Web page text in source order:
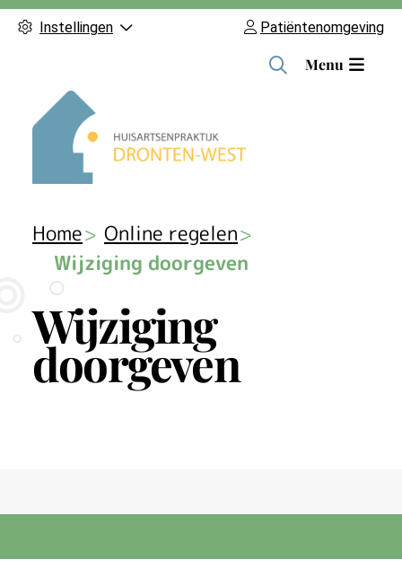
Instellingen Patiëntenomgeving
H
Menu
Home
Online regelen
Wijziging doorgeven
Wijziging
doorgeven